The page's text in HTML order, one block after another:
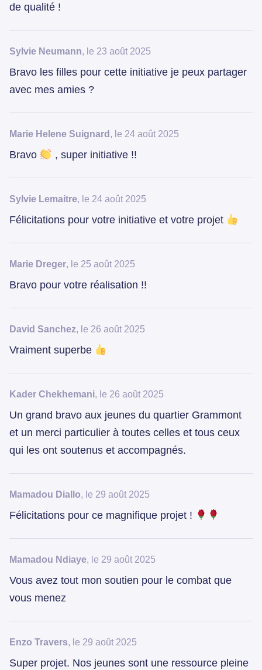
de qualité !
Sylvie Neumann, le 23 août 2025
Bravo les filles pour cette initiative je peux partager
avec mes amies ?
Marie Helene Suignard , le 24 août 2025
Bravo , super initiative !!
Sylvie Lemaitre, le 24 août 2025
Félicitations pour votre initiative et votre projet
Marie Dreger, le 25 août 2025
Bravo pour votre réalisation !!
David Sanchez, le 26 août 2025
Vraiment superbe
Kader Chekhemani, le 26 août 2025
Un grand bravo aux jeunes du quartier Grammont
et un merci particulier à toutes celles et tous ceux
qui les ont soutenus et accompagnés.
Mamadou Diallo, le 29 août 2025
Félicitations pour ce magnifique projet !
Mamadou Ndiaye, le 29 août 2025
Vous avez tout mon soutien pour le combat que
vous menez
Enzo Travers, le 29 août 2025
Super projet. Nos jeunes sont une ressource pleine